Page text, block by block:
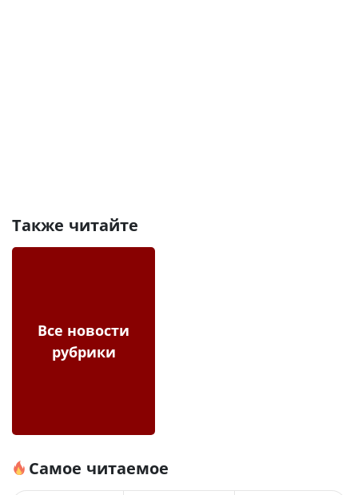
Также читайте
Все новости
рубрики
Самое читаемое